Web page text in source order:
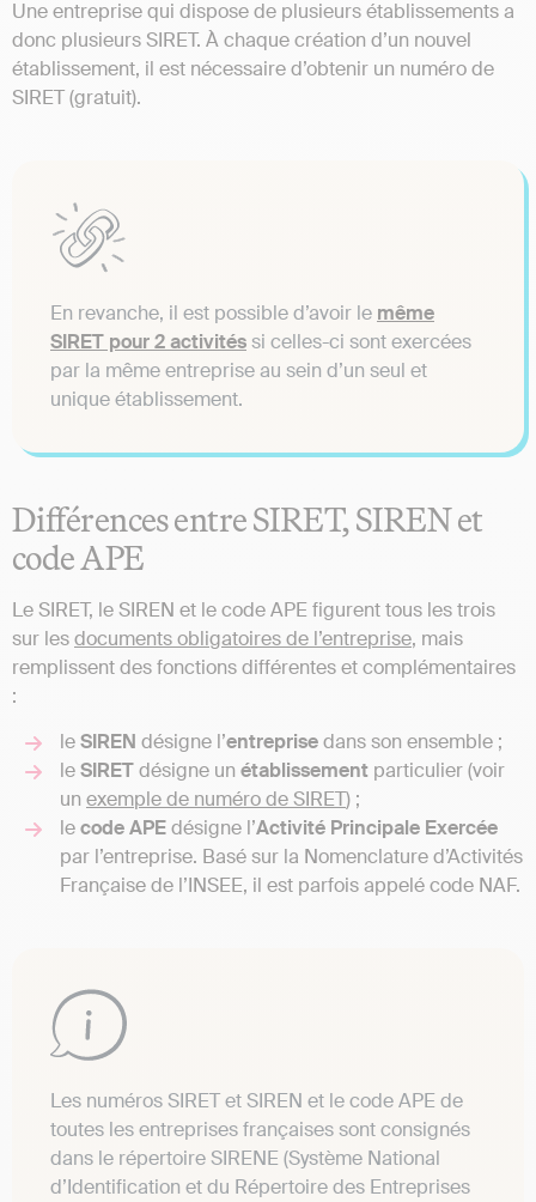
Une entreprise qui dispose de plusieurs établissements a
donc plusieurs SIRET. À chaque création d’un nouvel
établissement, il est nécessaire d’obtenir un numéro de
SIRET (gratuit).
En revanche, il est possible d’avoir le même
SIRET pour 2 activitéssi celles-ci sont exercées
par la même entreprise au sein d’un seul et
unique établissement.
Différences entre SIRET, SIREN et
code APE
Le SIRET, le SIREN et le code APE figurent tous les trois
sur lesdocuments obligatoires de l’entreprise, mais
remplissent des fonctions différentes et complémentaires
:
leSIREN désigne l’entreprisedans son ensemble ;
leSIRETdésigne un établissement particulier (voir
un exemple de numéro de SIRET) ;
lecode APEdésigne l’Activité Principale Exercée
par l’entreprise. Basé sur la Nomenclature d’Activités
Française de l’INSEE, il est parfois appelé code NAF.
Les numéros SIRET et SIREN et le code APE de
toutes les entreprises françaises sont consignés
dans le répertoire SIRENE (Système National
d’Identification et du Répertoire des Entreprises